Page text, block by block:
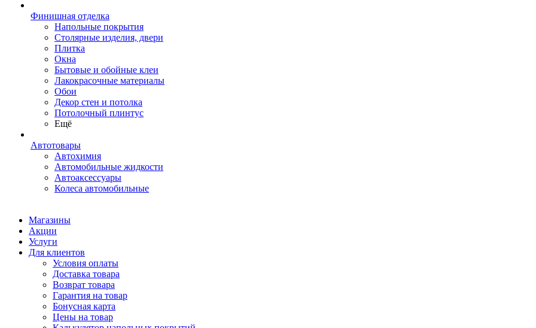
Финишная отделка
Напольные покрытия
Столярные изделия, двери
Плитка
Окна
Бытовые и обойные клеи
Лакокрасочные материалы
Обои
Декор стен и потолка
Потолочный плинтус
Ещё
Автотовары
Автохимия
Автомобильные жидкости
Автоаксессуары
Колеса автомобильные
Магазины
Акции
Услуги
Для клиентов
Условия оплаты
Доставка товара
Возврат товара
Гарантия на товар
Бонусная карта
Цены на товар